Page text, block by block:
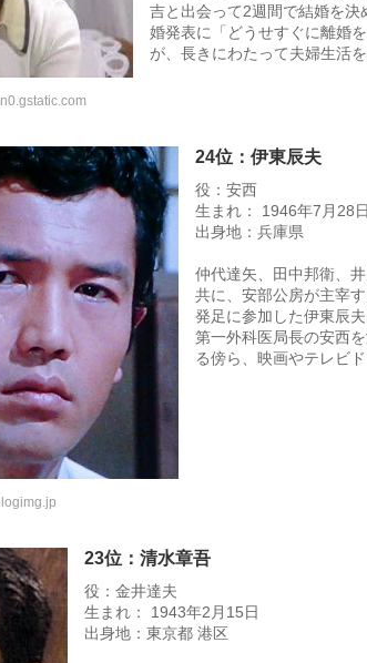
吉と出会って2週間で結婚を
婚発表に「どうせすぐに離婚
が、長きにわたって夫婦生活を
24位：伊東辰夫
役：安西
生まれ： 1946年7月28日
出身地：兵庫県
仲代達矢、田中邦衛、
共に、安部公房が主宰
発足に参加した伊東辰
第一外科医局長の安西
る傍ら、映画やテレビ
23位：清水章吾
役：金井達夫
生まれ： 1943年2月15日
出身地：東京都 港区